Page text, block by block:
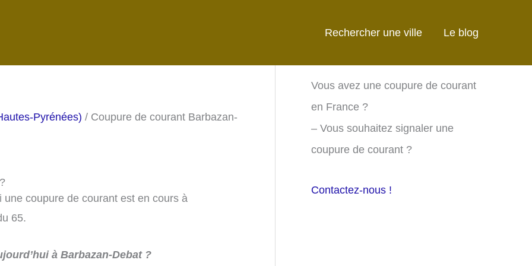
Rechercher une ville Le blog
Pyrénées) / Coupure de courant Barbazan-
une coupure de courant est en cours à
65.
à Barbazan-Debat ?
Vous avez une coupure de courant
en France ?
– Vous souhaitez signaler une
coupure de courant ?
Contactez-nous !